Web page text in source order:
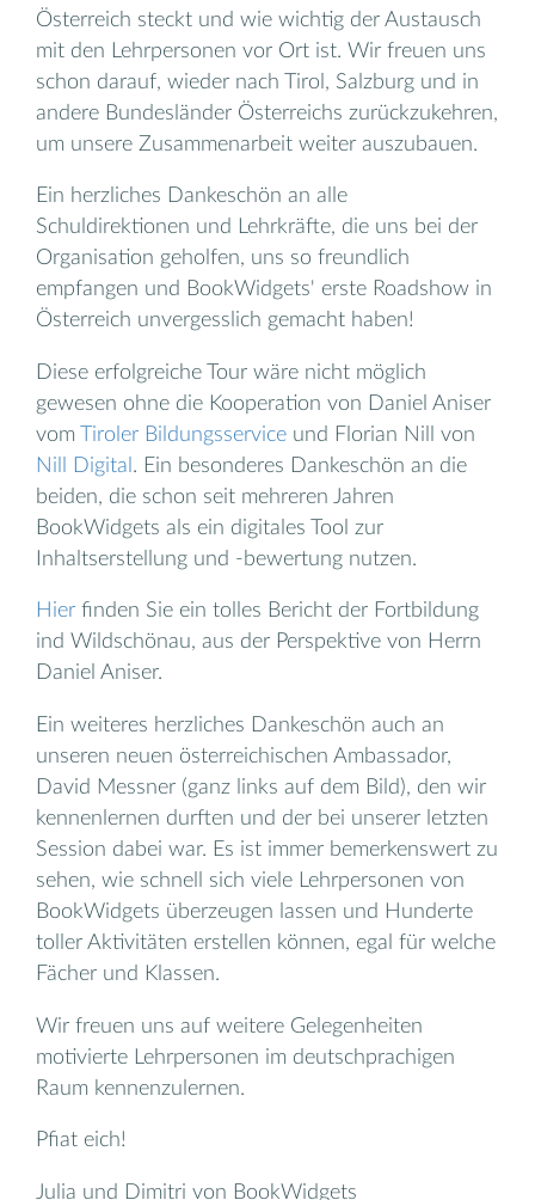
Österreich steckt und wie wichtig der Austausch
mit den Lehrpersonen vor Ort ist. Wir freuen uns
schon darauf, wieder nach Tirol, Salzburg und in
andere Bundesländer Österreichs zurückzukehren,
um unsere Zusammenarbeit weiter auszubauen.
Ein herzliches Dankeschön an alle
Schuldirektionen und Lehrkräfte, die uns bei der
Organisation geholfen, uns so freundlich
empfangen und BookWidgets' erste Roadshow in
Österreich unvergesslich gemacht haben!
Diese erfolgreiche Tour wäre nicht möglich
gewesen ohne die Kooperation von Daniel Aniser
vom
Tiroler Bildungsservice und Florian Nill von
Nill Digital . Ein besonderes Dankeschön an die
beiden, die schon seit mehreren Jahren
BookWidgets als ein digitales Tool zur
Inhaltserstellung und -bewertung nutzen.
Hier finden Sie ein tolles Bericht der Fortbildung
ind Wildschönau, aus der Perspektive von Herrn
Daniel Aniser.
Ein weiteres herzliches Dankeschön auch an
unseren neuen österreichischen Ambassador,
David Messner (ganz links auf dem Bild), den wir
kennenlernen durften und der bei unserer letzten
Session dabei war. Es ist immer bemerkenswert zu
sehen, wie schnell sich viele Lehrpersonen von
BookWidgets überzeugen lassen und Hunderte
toller Aktivitäten erstellen können, egal für welche
Fächer und Klassen.
Wir freuen uns auf weitere Gelegenheiten
motivierte Lehrpersonen im deutschprachigen
Raum kennenzulernen.
Pfiat eich!
Julia und Dimitri von BookWidgets